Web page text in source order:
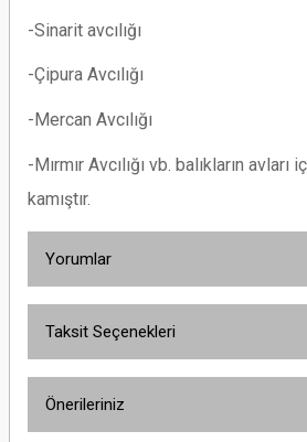
-Sinarit avcılığı
-Çipura Avcılığı
-Mercan Avcılığı
-Mırmır Avcılığı vb. balıkların
kamıştır.
Yorumlar
Taksit Seçenekleri
Önerileriniz